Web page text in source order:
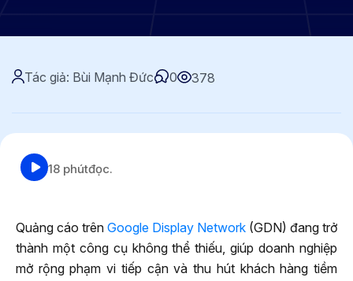
Tác giả: Bùi Mạnh Đức 0 378
18 phútđọc.
Quảng cáo trên Google Display Network (GDN) đang trở
thành một công cụ không thể thiếu, giúp doanh nghiệp
mở rộng phạm vi tiếp cận và thu hút khách hàng tiềm